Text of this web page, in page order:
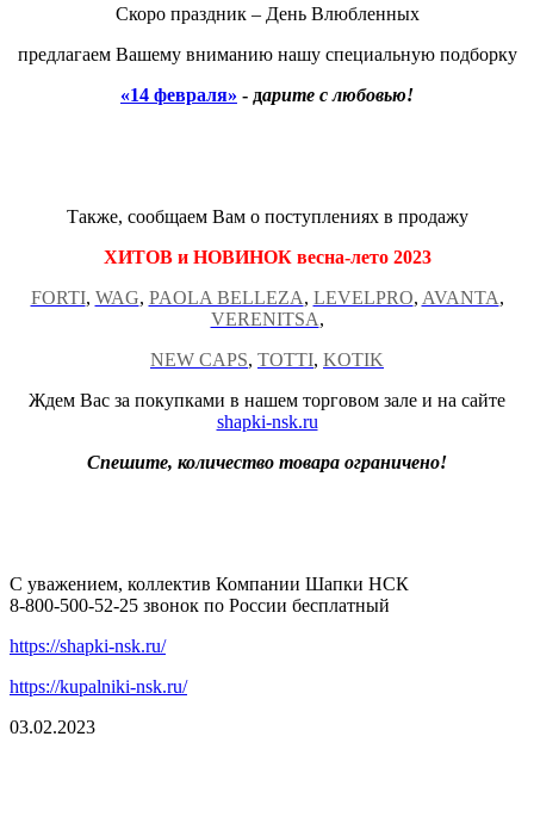
Скоро праздник – День Влюбленных
предлагаем Вашему вниманию нашу специальную подборку
«14 февраля» - дарите с любовью!
Также, сообщаем Вам о поступлениях в продажу
ХИТОВ и НОВИНОК весна-лето 2023
FORTI, WAG, PAOLA BELLEZA, LEVELPRO, AVANTA,
VERENITSA,
NEW CAPS, TOTTI, KOTIK
Ждем Вас за покупками в нашем торговом зале и на сайте
shapki-nsk.ru
Спешите, количество товара ограничено!
С уважением, коллектив Компании Шапки НСК
8-800-500-52-25 звонок по России бесплатный
https://shapki-nsk.ru/
https://kupalniki-nsk.ru/
03.02.2023